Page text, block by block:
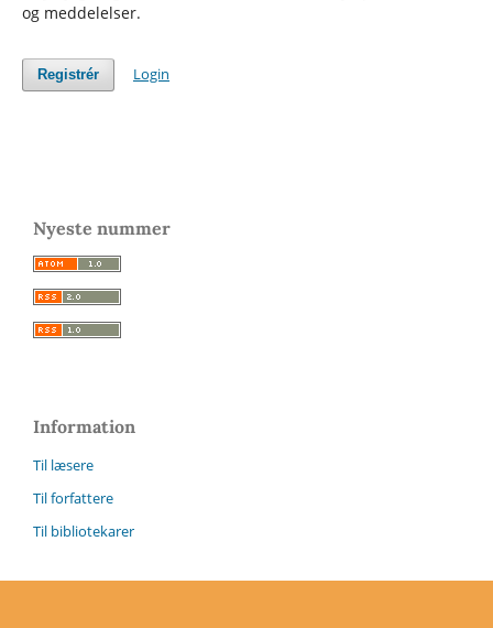
og meddelelser.
Registrér Login
Nyeste nummer
Information
Til læsere
Til forfattere
Til bibliotekarer